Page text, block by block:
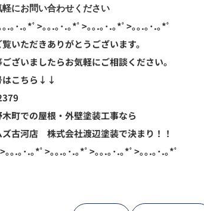
軽にお問い合わせください
.｡･.｡*ﾟ>｡｡.｡･.｡*ﾟ>｡｡.｡･.｡*ﾟ>｡｡.｡･.｡*ﾟ
いただきありがとうございます。
ざいましたらお気軽にご相談ください。
はこちら↓↓
町での屋根・外壁塗装工事なら
ズ古河店 株式会社渡辺塗装で決まり！！
｡｡.｡･.｡*ﾟ>｡｡.｡･.｡*ﾟ>｡｡.｡･.｡*ﾟ>｡｡.｡･.｡*ﾟ